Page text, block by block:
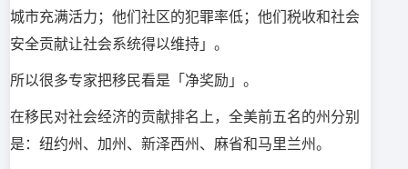
城市充满活力；他们社区的犯罪率低；他们税收和社会
安全贡献让社会系统得以维持」。
所以很多专家把移民看是「净奖励」。
在移民对社会经济的贡献排名上，全美前五名的州分别
是：纽约州、加州、新泽西州、麻省和马里兰州。